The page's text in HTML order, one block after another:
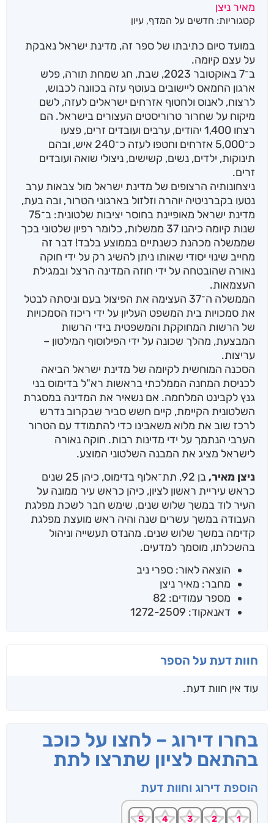
מאיר ניצן
קטגוריות: חדשים על המדף, עיון
במועד סיום כתיבתו של ספר זה, מדינת ישראל נאבקת
על עצם קיומה.
ב־7 באוקטובר 2023, שבת, חג שמחת תורה, פלש
ארגון החמאס ליישובים בעוטף עזה בכוונה לכבוש,
לרצוח, לאנוס ולחטוף אזרחים ישראלים לעזה, לשם
מיקוח על שחרור טרוריסטים העצורים בישראל. הם
רצחו 1,400 יהודים, ערבים ועובדים זרים, פצעו
כ־5,000 אזרחים וחטפו לעזה כ־240 איש, ובהם
תינוקות, ילדים, נשים, קשישים, ניצולי שואה ועובדים
זרים.
ניצחונותיה הרצופים של מדינת ישראל מול צבאות ערב
נטעו בקברניטיה יוהרה וזלזול בארגוני הטרור, ובה בעת,
מדינת ישראל מאופיינת בחוסר יציבות שלטונית: ב־75
שנות קיומה כיהנו 37 ממשלות, כלומר רפיון שלטוני בכך
שממשלה מכהנת כשנתיים בממוצע בלבד! דבר זה
מחייב שינוי יסודי שאותו ניתן להשיג רק על ידי חוקה
נאורה שהובטחה על ידי חוזה המדינה הרצל ובמגילת
העצמאות.
הממשלה ה־37 העצימה את הפיצול בעם וניסתה לבטל
את סמכויות בית המשפט העליון על ידי ריכוז הסמכויות
של הרשות המחוקקת והמשפטית בידי הרשות
המבצעת, מהלך שכונה על ידי הפילוסוף המילטון –
עריצות.
הסכנה המוחשית לקיומה של מדינת ישראל הביאה
לכניסת המחנה הממלכתי בראשות רא"ל בדימוס בני
גנץ לקבינט המלחמה. אם נשאיר את המדינה במסגרת
השלטונית הקיימת, קיים חשש סביר שבקרוב נדרש
לרכז שוב את מלוא משאבינו כדי להתמודד עם הטרור
הערבי הנתמך על ידי מדינות רבות. חוקה נאורה
לישראל מציג את המבנה השלטוני המוצע.
ניצן מאיר,
בן 92, תת־אלוף בדימוס, כיהן 25 שנים
כראש עיריית ראשון לציון, כיהן כראש עיר ממונה על
העיר לוד במשך שלוש שנים, שימש חבר לשכת מפלגת
העבודה במשך עשרים שנה והיה ראש מועצת מפלגת
קדימה במשך שלוש שנים. מהנדס תעשייה וניהול
בהשכלתו, מוסמך למדעים.
הוצאה לאור: ספרי ניב
מחבר: מאיר ניצן
מספר עמודים: 82
דאנאקוד: 1272-2509
חוות דעת על הספר
עוד אין חוות דעת.
בחרו דירוג – לחצו על כוכב
בהתאם לציון שתרצו לתת
הוספת דירוג וחוות דעת